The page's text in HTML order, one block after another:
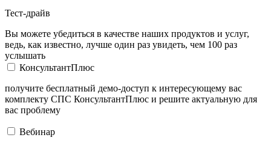
Тест-драйв
Вы можете убедиться в качестве наших продуктов и услуг,
ведь, как известно, лучше один раз увидеть, чем 100 раз
услышать
КонсультантПлюс
получите бесплатный демо-доступ к интересующему вас
комплекту СПС КонсультантПлюс и решите актуальную для
вас проблему
Вебинар